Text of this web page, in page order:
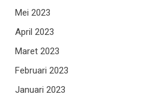
Mei 2023
April 2023
Maret 2023
Februari 2023
Januari 2023